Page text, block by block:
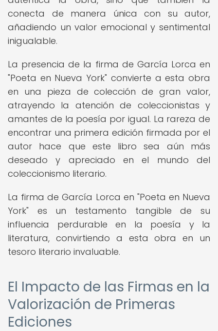
conecta de manera única con su autor,
añadiendo un valor emocional y sentimental
inigualable.
La presencia de la firma de García Lorca en
"Poeta en Nueva York" convierte a esta obra
en una pieza de colección de gran valor,
atrayendo la atención de coleccionistas y
amantes de la poesía por igual. La rareza de
encontrar una primera edición firmada por el
autor hace que este libro sea aún más
deseado y apreciado en el mundo del
coleccionismo literario.
La firma de García Lorca en "Poeta en Nueva
York" es un testamento tangible de su
influencia perdurable en la poesía y la
literatura, convirtiendo a esta obra en un
tesoro literario invaluable.
El Impacto de las Firmas en la
Valorización de Primeras
Ediciones